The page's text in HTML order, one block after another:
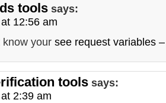
tools says:
12:56 am
know your see request variables
tools says:
2:39 am